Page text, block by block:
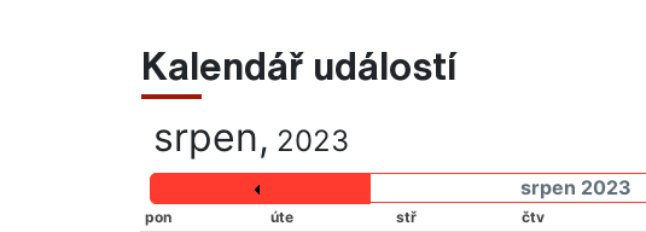
Kalendář událostí
srpen, 2023
srpen 2023
pon úte stř čtv